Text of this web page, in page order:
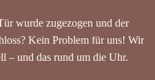
wurde zugezogen und der
Kein Problem für uns! Wir
– und das rund um die Uhr.